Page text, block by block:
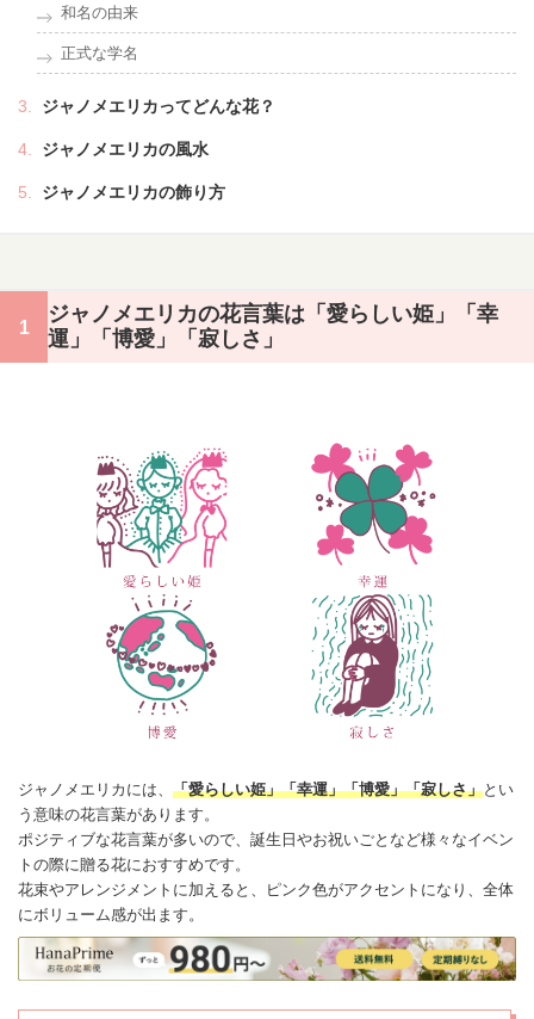
和名の由来
正式な学名
ジャノメエリカってどんな花？
ジャノメエリカの風水
ジャノメエリカの飾り方
ジャノメエリカの花言葉は「愛らしい姫」「幸
運」「博愛」「寂しさ」
ジャノメ エリカ には、 「愛らしい姫」「幸運」「博愛」「寂しさ」とい
う意味の花言葉があります。
ポジティブな花言葉が多いので、誕生日やお祝いごとなど様々なイベン
トの際に贈る花におすすめです。
花束やアレンジメントに加えると、ピンク色がアクセントになり、全体
にボリューム感が出ます。